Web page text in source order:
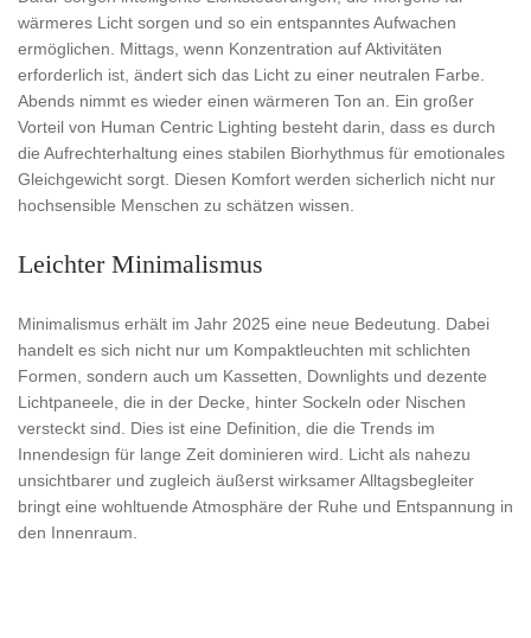
wärmeres Licht sorgen und so ein entspanntes Aufwachen
ermöglichen. Mittags, wenn Konzentration auf Aktivitäten
erforderlich ist, ändert sich das Licht zu einer neutralen Farbe.
Abends nimmt es wieder einen wärmeren Ton an. Ein großer
Vorteil von Human Centric Lighting besteht darin, dass es durch
die Aufrechterhaltung eines stabilen Biorhythmus für emotionales
Gleichgewicht sorgt. Diesen Komfort werden sicherlich nicht nur
hochsensible Menschen zu schätzen wissen.
Leichter Minimalismus
Minimalismus erhält im Jahr 2025 eine neue Bedeutung. Dabei
handelt es sich nicht nur um Kompaktleuchten mit schlichten
Formen, sondern auch um Kassetten, Downlights und dezente
Lichtpaneele, die in der Decke, hinter Sockeln oder Nischen
versteckt sind. Dies ist eine Definition, die die Trends im
Innendesign für lange Zeit dominieren wird. Licht als nahezu
unsichtbarer und zugleich äußerst wirksamer Alltagsbegleiter
bringt eine wohltuende Atmosphäre der Ruhe und Entspannung in
den Innenraum.